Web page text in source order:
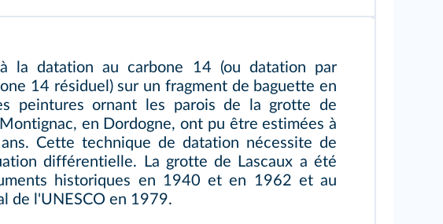
la datation au carbone 14 (ou datation par
14 résiduel) sur un fragment de baguette en
peintures ornant les parois de la grotte de
en Dordogne, ont pu être estimées à
Cette technique de datation nécessite de
différentielle. La grotte de Lascaux a été
historiques en 1940 et en 1962 et au
de l'UNESCO en 1979.